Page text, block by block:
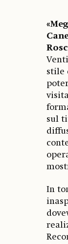
stile
sul
In